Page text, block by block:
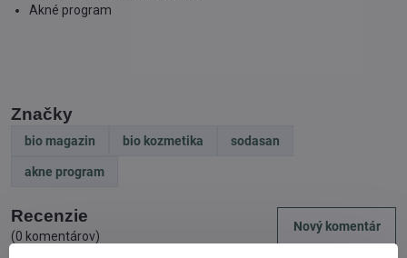
Akné program
Značky
bio magazin bio kozmetika sodasan
akne program
Recenzie
(0 komentárov)
Nový komentár